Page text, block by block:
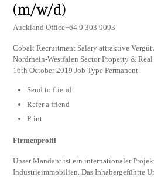
(m/w/d)
Auckland Office+64 9 303 9093
Cobalt Recruitment Salary attraktive
Nordrhein-Westfalen Sector Property &
16th October 2019 Job Type Permanent
Send to friend
Refer a friend
Print
Firmenprofil
Unser Mandant ist ein internationaler
Industrieimmobilien. Das Inhabergeführte